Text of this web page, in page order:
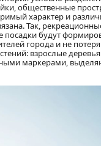
общественные
характер и
Так,
будут
города и не
взрослые
маркерами,